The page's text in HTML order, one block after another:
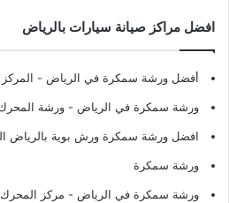
افضل مراكز صيانة سيارات بالرياض
أفضل ورشة سمكرة في الرياض -
ورشة سمكرة في الرياض - ورشة
افضل ورشة سمكرة ورش بوية بالرياض
ورشة سمكرة
ورشة سمكرة في الرياض - مركز